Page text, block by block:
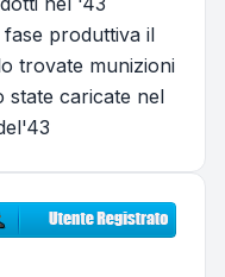
fase produttiva il
trovate munizioni
state caricate nel